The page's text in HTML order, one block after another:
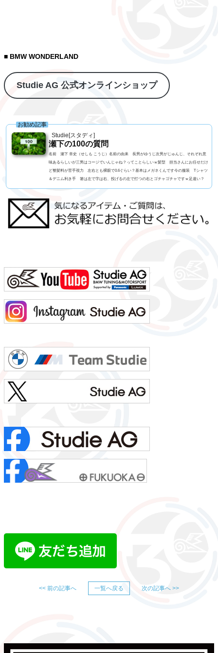
■ BMW WONDERLAND
Studie AG 公式オンラインショップ
Studie[スタディ]
お勧め記事
瀬下の100の質問
名前 瀬下 幸史（せしも こうじ）名前の由来 長男がゆうじ次男がじゅんじ、それぞれ意
味あるらしいが三男はコージでいんじゃね？ってことらしいｗ髪型 担当さんにお任せだけ
ど整髪料が苦手視力 左右とも裸眼で0.6ぐらい？基本はメガネくんです今の服装 Tシャツ
＆デニム利き手 箸は左で字は右、投げるの左で打つの右とゴチャゴチャですｗ足速い？
ラいｗ...
<< 前の記事へ 一覧へ戻る 次の記事へ >>